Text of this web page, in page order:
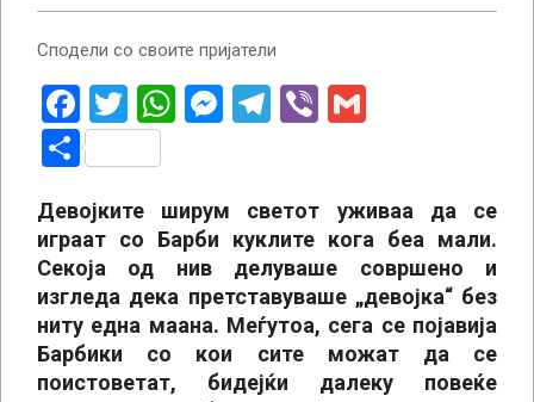
Сподели со своите пријатели
Facebook
Twitter
WhatsApp
Messenger
Telegram
Viber
Share
Девојките ширум светот уживаа да се
играат со Барби куклите кога беа мали.
Секоја од нив делуваше совршено и
изгледа дека претставуваше „девојка“ без
ниту една маана. Меѓутоа, сега се појавија
Барбики со кои сите можат да се
поистоветат, бидејќи далеку повеќе